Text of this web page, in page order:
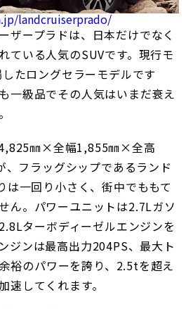
landcruiserprado/
ザープラドは、日本だけでなく
ている人気のSUVです。現行モ
たロングセラーモデルです
一級品でその人気はいまだ衰え
㎜×全幅1,855㎜×全高
フラッグシップであるランド
は一回り小さく、街中でももて
ん。パワーユニットは2.7Lガソ
ターボディーゼルエンジンを
ジンは最高出力204PS、最大ト
裕のパワーを誇り、2.5tを超え
速してくれます。